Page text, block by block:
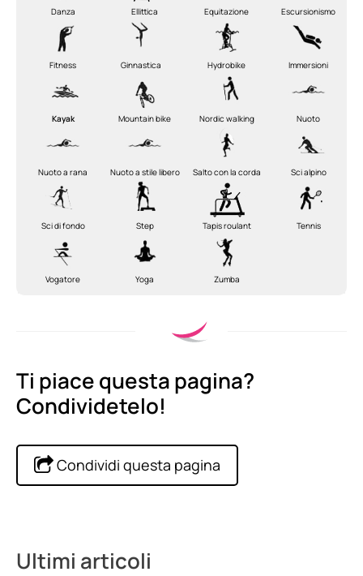
Danza Ellittica Equitazione Escursionismo
Fitness Ginnastica Hydrobike Immersioni
Kayak Mountain bike Nordic walking Nuoto
Nuoto a rana Nuoto a stile libero Salto con la corda Sci alpino
Sci di fondo Step Tapis roulant Tennis
Vogatore Yoga Zumba
Ti piace questa pagina?
Condividetelo!
Condividi questa pagina
Ultimi articoli